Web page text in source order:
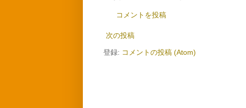
コメントを投稿
次の投稿
登録: コメントの投稿 (Atom)